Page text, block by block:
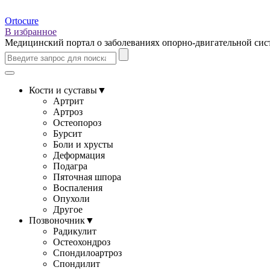
Ortocure
В избранное
Медицинский портал о заболеваниях опорно-двигательной
Кости и суставы▼
Артрит
Артроз
Остеопороз
Бурсит
Боли и хрусты
Деформация
Подагра
Пяточная шпора
Воспаления
Опухоли
Другое
Позвоночник▼
Радикулит
Остеохондроз
Спондилоартроз
Спондилит